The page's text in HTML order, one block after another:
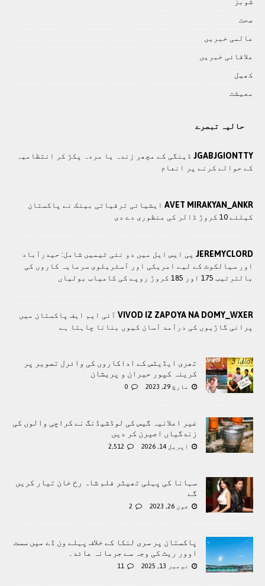
صحت
عالمی خبريں
علاقائی خبريں
کھيل
معيشت
حالیہ تبصرے
JGABJGIONTTY ڈینگی کے مچھر زندہ یا مردہ پکڑ کر انتظامیہ
کے حوالے کرنے پر انعام
AVET MIRAKYAN_ANKR ایشیائی ترقیاتی بینک نے پاکستان
کیلئے 10 کروڑ ڈالر کی منظوری دے دی
JEREMYCLORD پی ایس ایل میں دو نئی ٹیمیں شامل: حیدرآباد
اور سیالکوٹ کے لیے امریکی اور آسٹریلوی سرمایہ کاروں کی
بالترتیب 175 اور 185 کروڑ روپے کی کامیاب بولیاں
VIVOD IZ ZAPOYA NA DOMY_WXER آئی ایم ایف پاکستان میں
پرانی گاڑیوں کی درآمد آسان کیوں بنانا چاہتا ہے
تھری ایڈیٹس کے اداکاروں کی وائرل تصویر پر
کرینہ کپور حیران و پریشان
مارچ 29, 2023 0
غیر اعلانیہ گیس کی لوڈشیڈنگ نے کراچی والوں کی
زندگیاں اجیرن کر دیں
اپریل 14, 2026 2,512
سہانا کی پہلی تھیٹر فلم شاہ رخ خان تیار کریں
گے
جون 26, 2023 2
پاکستان پر سری لنکا کے خلاف پہلے ون ڈے میں سست
اوور ریٹ کی وجہ سے جرمانہ عائد۔
نومبر 13, 2025 11